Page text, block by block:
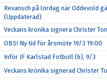
Revansch på lördag när Oddevold
(Uppdaterad)
Veckans krönika signera Christer
OBS! Ny tid för årsmöte 19/3 19:00
Inför IF Karlstad Fotboll (b), 9/3
Veckans krönika signerad Christer